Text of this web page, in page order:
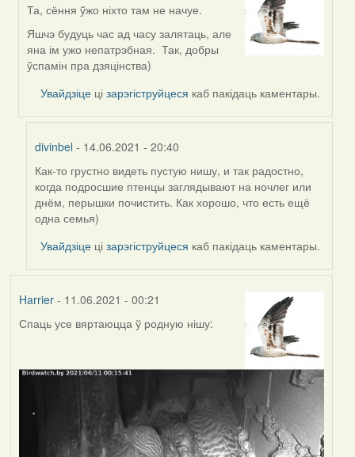
In
reply
to
by
Та, сёння ўжо ніхто там не начуе.
Яшчэ будуць час ад часу залятаць, але
яна ім ужо непатрэбная. Так, добры
ўспамін пра дзяцінства)
Увайдзіце цізарэгіструйцеся каб пакідаць каментары.
divinbel - 14.06.2021 - 20:40
In
reply
to
by
Harrier
Как-то грустно видеть пустую нишу, и так радостно,
когда подросшие птенцы заглядывают на ночлег или
днём, перышки почистить. Как хорошо, что есть ещё
одна семья)
Увайдзіце цізарэгіструйцеся каб пакідаць каментары.
Harrier- 11.06.2021 - 00:21
Спаць усе вяртаюцца ў родную нішу: